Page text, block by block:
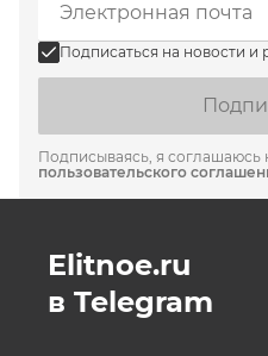
Подписаться на новости и
Подписываясь, я соглашаюсь
пользовательского
Elitnoe.ru
в Telegram